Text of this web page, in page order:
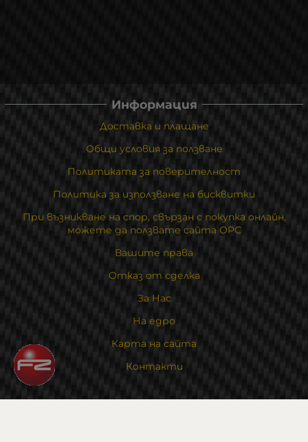
Информация
Доставка и плащане
Общи условия за ползване
Политиката за поверителност
Политика за използване на бисквитки
При възникване на спор, свързан с покупка онлайн,
можете да ползвате сайта ОРС
Вашите права
Отказ от сделка
За Нас
На едро
Карта на сайта
Контакти